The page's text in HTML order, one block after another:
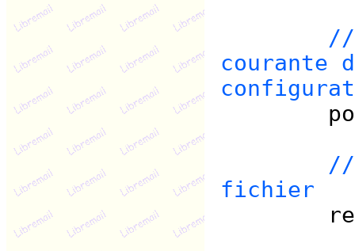
//
courante
posit
//
fichier